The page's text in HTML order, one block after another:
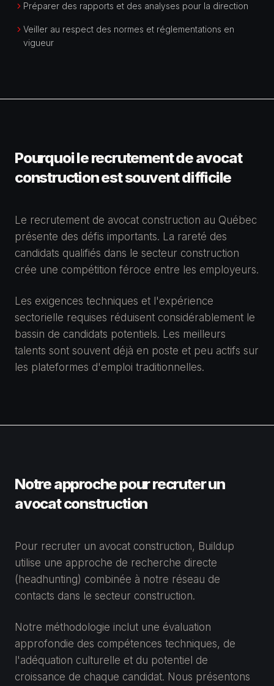
Préparer des rapports et des analyses pour la direction
Veiller au respect des normes et réglementations en
vigueur
Pourquoi le recrutement de avocat
construction est souvent difficile
Le recrutement de avocat construction au Québec
présente des défis importants. La rareté des
candidats qualifiés dans le secteur construction
crée une compétition féroce entre les employeurs.
Les exigences techniques et l'expérience
sectorielle requises réduisent considérablement le
bassin de candidats potentiels. Les meilleurs
talents sont souvent déjà en poste et peu actifs sur
les plateformes d'emploi traditionnelles.
Notre approche pour recruter un
avocat construction
Pour recruter un avocat construction, Buildup
utilise une approche de recherche directe
(headhunting) combinée à notre réseau de
contacts dans le secteur construction.
Notre méthodologie inclut une évaluation
approfondie des compétences techniques, de
l'adéquation culturelle et du potentiel de
croissance de chaque candidat. Nous présentons